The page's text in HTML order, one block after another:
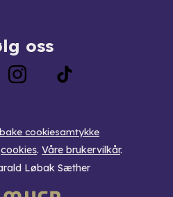
oss
cookiesamtykke
cookies. Våre brukervilkår.
Løbak Sæther